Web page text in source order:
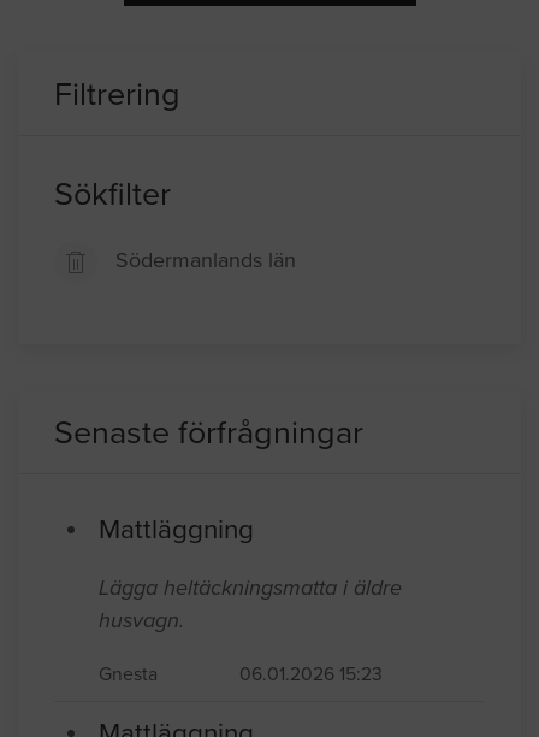
Filtrering
Sökfilter
Södermanlands län
Senaste förfrågningar
Mattläggning
Lägga heltäckningsmatta i äldre
husvagn.
Gnesta 06.01.2026 15:23